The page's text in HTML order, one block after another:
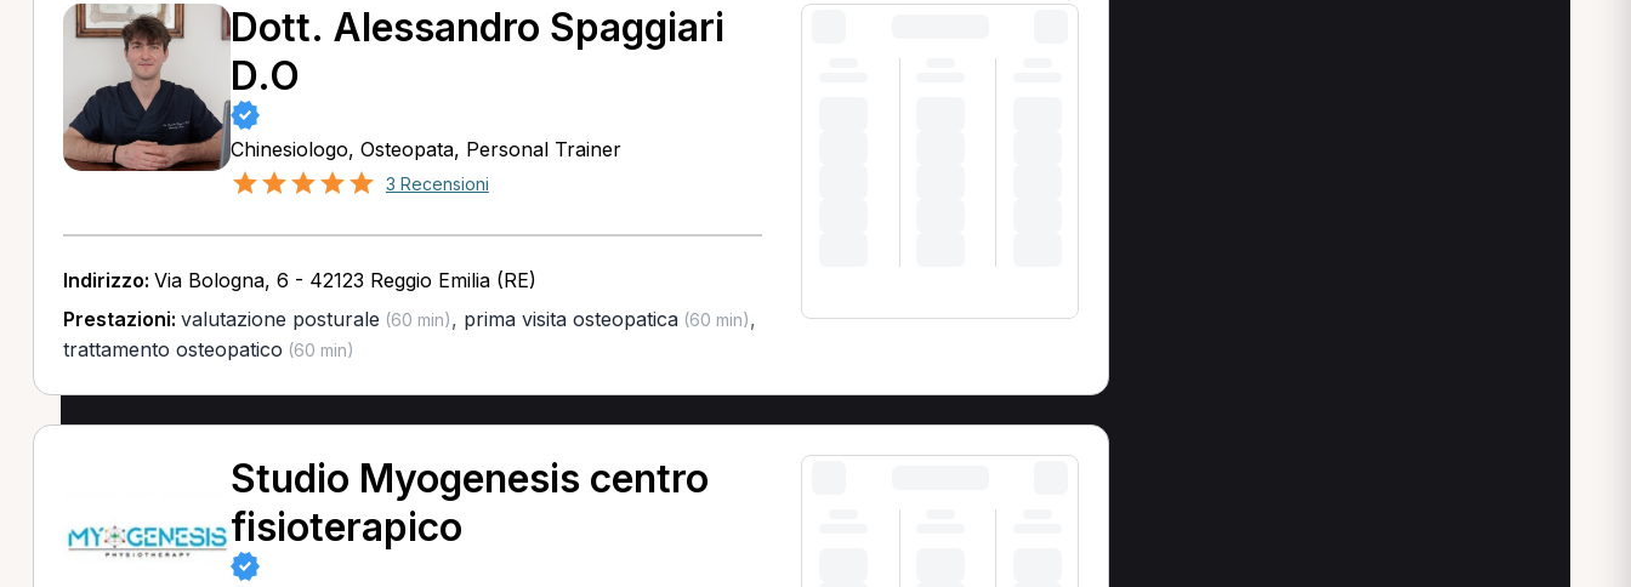
Dott. Alessandro Spaggiari
D.O
Chinesiologo, Osteopata, Personal Trainer
3 Recensioni
Indirizzo: Via Bologna, 6 - 42123 Reggio Emilia (RE)
Prestazioni: valutazione posturale (60 min), prima visita osteopatica(60 min),
trattamento osteopatico (60 min)
Studio Myogenesis centro
fisioterapico